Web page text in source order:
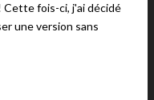
Cette fois-ci, j'ai décidé
une version sans